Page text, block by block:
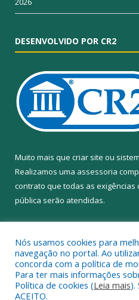
DESENVOLVIDO POR CR2
Muito mais que criar site ou
Realizamos uma assessoria
contrato que todas as exigências
pública serão atendidas.
Todos os direitos reservados
Nós usamos cookies para
navegação no portal. Ao
concorda com a política de
Para ter mais informações
Política de cookies (Leia mais).
ACEITO.